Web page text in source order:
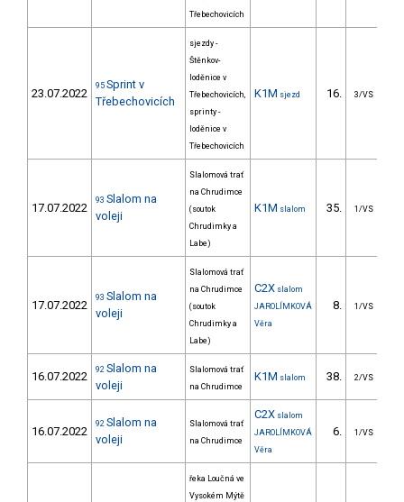
Třebechovicích
23.07.2022
95 Sprint v
Třebechovicích
sjezdy -
Štěnkov-
loděnice v
Třebechovicích,
sprinty -
loděnice v
Třebechovicích
K1M sjezd 16. 3/VS
17.07.2022
93 Slalom na
voleji
Slalomová trať
na Chrudimce
(soutok
Chrudimky a
Labe)
K1M slalom 35. 1/VS
17.07.2022
93 Slalom na
voleji
Slalomová trať
na Chrudimce
(soutok
Chrudimky a
Labe)
C2X slalom
JAROLÍMKOVÁ
Věra
8. 1/VS
16.07.2022 92 Slalom na
voleji
Slalomová trať
na Chrudimce
K1M slalom 38. 2/VS
16.07.2022
92 Slalom na
voleji
Slalomová trať
na Chrudimce
C2X slalom
JAROLÍMKOVÁ
Věra
6. 1/VS
řeka Loučná ve
Vysokém Mýtě